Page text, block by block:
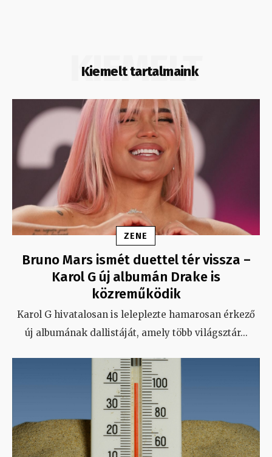
Kiemelt tartalmaink
KIEMELT
ZENE
Bruno Mars ismét duettel tér vissza –
Karol G új albumán Drake is
közreműködik
Karol G hivatalosan is leleplezte hamarosan érkező
új albumának dallistáját, amely több világsztár...